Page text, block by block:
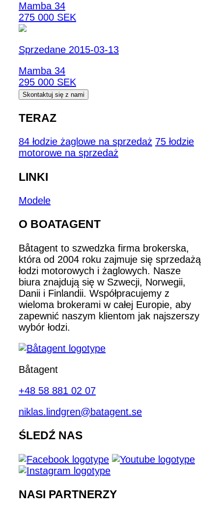
Mamba 34
275 000 SEK
Sprzedane 2015-03-13
Mamba 34
295 000 SEK
Skontaktuj się z nami
TERAZ
84 łodzie żaglowe na sprzedaż 75 łodzie
motorowe na sprzedaż
LINKI
Modele
O BOATAGENT
Båtagent to szwedzka firma brokerska,
która od 2004 roku zajmuje się sprzedażą
łodzi motorowych i żaglowych. Nasze
biura znajdują się w Szwecji, Norwegii,
Danii i Finlandii. Współpracujemy z
wieloma brokerami w całej Europie, aby
zapewnić naszym klientom jak najszerszy
wybór łodzi.
Båtagent
+48 58 881 02 07
niklas.lindgren@batagent.se
ŚLEDŹ NAS
NASI PARTNERZY